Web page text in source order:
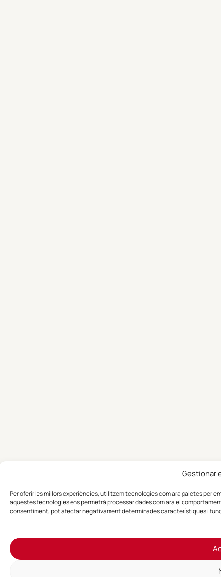
Gestionar
Per oferir les millors experiències, utilitzem tecnologies com ara galetes per
aquestes tecnologies ens permetrà processar dades com ara el
consentiment, pot afectar negativament determinades característiques i